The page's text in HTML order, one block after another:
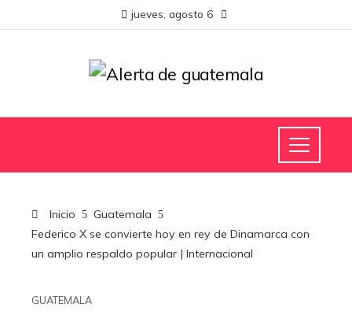
jueves, agosto 6
Inicio
Guatemala
Federico X se convierte hoy en rey de Dinamarca con
un amplio respaldo popular | Internacional
GUATEMALA